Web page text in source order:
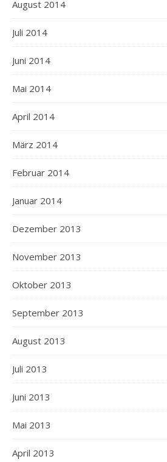
August 2014
Juli 2014
Juni 2014
Mai 2014
April 2014
März 2014
Februar 2014
Januar 2014
Dezember 2013
November 2013
Oktober 2013
September 2013
August 2013
Juli 2013
Juni 2013
Mai 2013
April 2013